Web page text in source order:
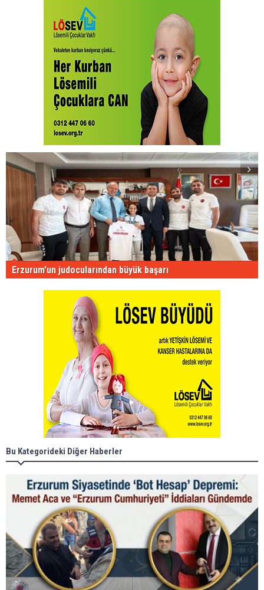
Erzurum'un judocularından büyük başarı
Bu Kategorideki Diğer Haberler